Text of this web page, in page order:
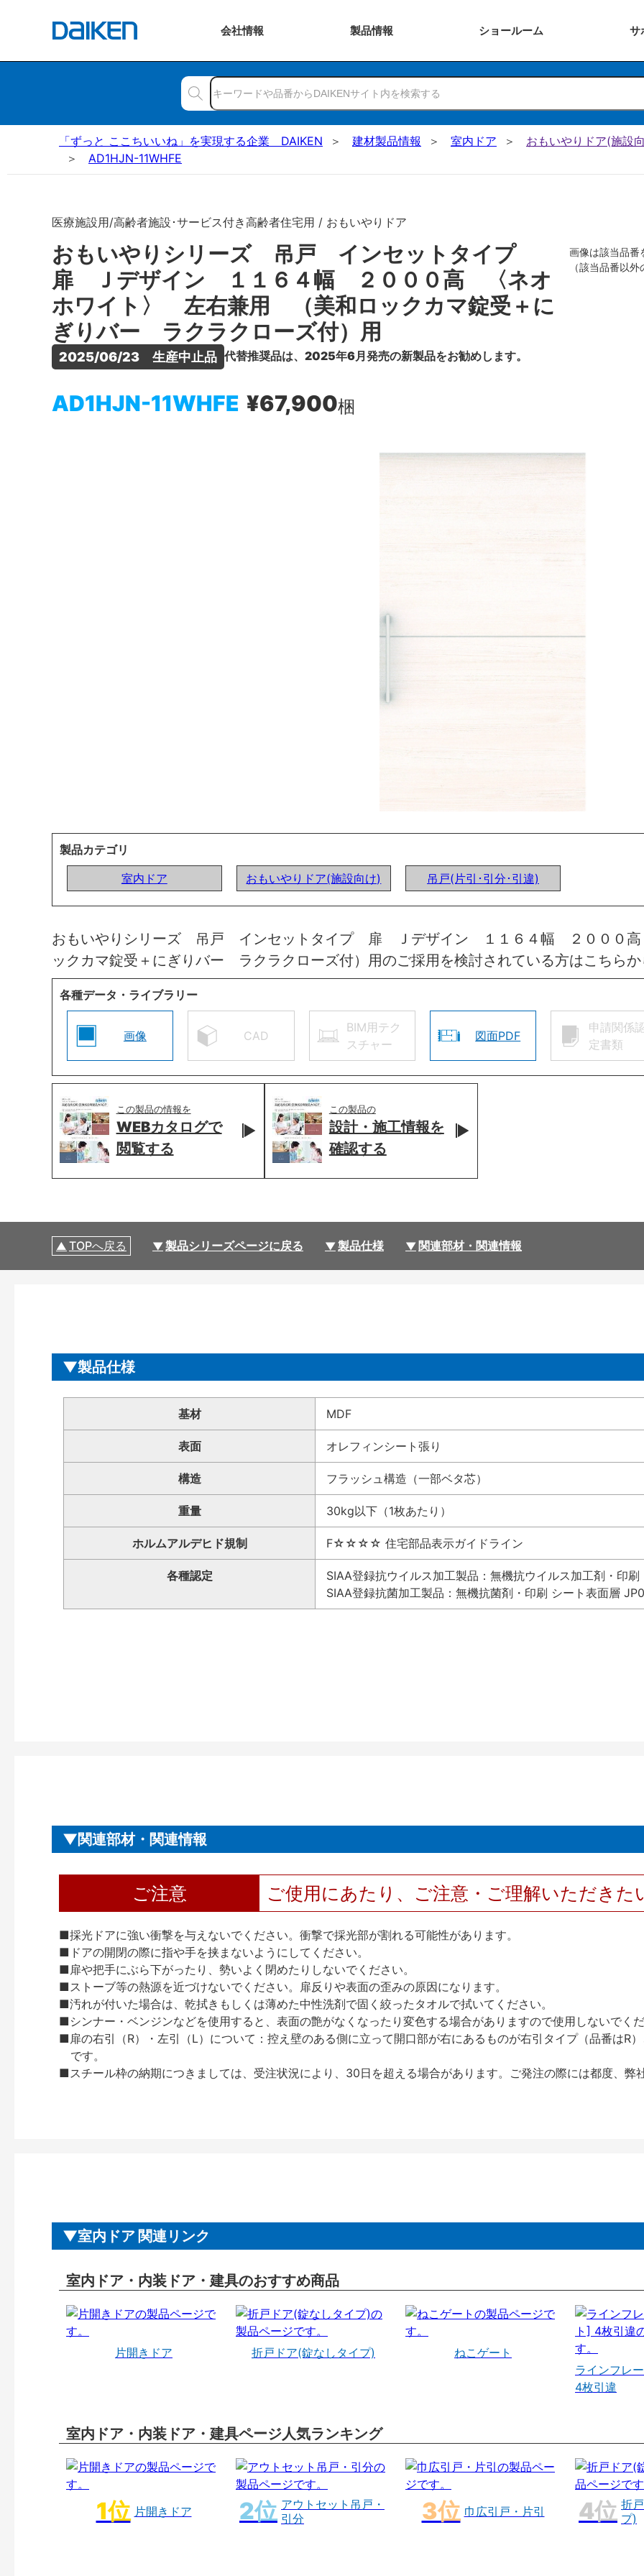
会社情報 製品情報 ショールーム サ
「ずっと ここちいいね」を実現する企業 DAIKEN 建材製品情報 室内ドア
おもいやりドア(施設
AD1HJN-11WHFE
医療施設用/高齢者施設･サービス付き高齢者住宅用 / おもいやりドア
おもいやりシリーズ 吊戸 インセットタイプ
扉 Ｊデザイン １１６４幅 ２０００高 〈ネオ
ホワイト〉 左右兼用 （美和ロックカマ錠受＋に
ぎりバー ラクラクローズ付）用
2025/06/23　生産中止品 代替推奨品は、2025年6月発売の新製品をお勧めします。
AD1HJN-11WHFE ¥67,900梱
画像は該当品番
（該当品番以
製品カテゴリ
室内ドア
おもいやりドア(施設向け) 吊戸(片引･引分･引違)
おもいやりシリーズ 吊戸 インセットタイプ 扉 Ｊデザイン １１６４幅 ２０００
ックカマ錠受＋にぎりバー ラクラクローズ付）用のご採用を検討されている方はこちら
各種データ・ライブラリー
画像 CAD
BIM用テク
スチャー
図面PDF
申請関係
定書類
この製品の情報を
WEBカタログで
閲覧する
この製品の
設計・施工情報を
確認する
TOPへ戻る 製品シリーズページに戻る 製品仕様 関連部材・関連情報
製品仕様
基材 MDF
表面 オレフィンシート張り
構造 フラッシュ構造（一部ベタ芯）
重量 30kg以下（1枚あたり）
ホルムアルデヒド規制 F☆☆☆☆ 住宅部品表示ガイドライン
各種認定
SIAA登録抗ウイルス加工製品：無機抗ウイルス加工剤・印
SIAA登録抗菌加工製品：無機抗菌剤・印刷 シート表面層
関連部材・関連情報
ご注意 ご使用にあたり、ご注意・ご理解いただきた
■採光ドアに強い衝撃を与えないでください。衝撃で採光部が割れる可能性があります。
■ドアの開閉の際に指や手を挟まないようにしてください。
■扉や把手にぶら下がったり、勢いよく閉めたりしないでください。
■ストーブ等の熱源を近づけないでください。扉反りや表面の歪みの原因になります。
■汚れが付いた場合は、乾拭きもしくは薄めた中性洗剤で固く絞ったタオルで拭いてください。
■シンナー・ベンジンなどを使用すると、表面の艶がなくなったり変色する場合がありますので使用しないでく
■扉の右引（R）・左引（L）について：控え壁のある側に立って開口部が右にあるものが右引タイプ（品番はR
です。
■スチール枠の納期につきましては、受注状況により、30日を超える場合があります。ご発注の際には都度、弊
室内ドア 関連リンク
室内ドア・内装ドア・建具のおすすめ商品
片開きドア 折戸ドア(錠なしタイプ)
ねこゲート
ラインフレ
4枚引違
室内ドア・内装ドア・建具ページ人気ランキング
片開きドア
アウトセット吊戸・
引分
巾広引戸・片引
折
プ)